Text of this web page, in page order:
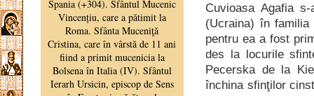
Cuvioasa Agafia
(Ucraina) în
pentru ea a fost
des la locurile
Pecerska de la
închina sfinţilor